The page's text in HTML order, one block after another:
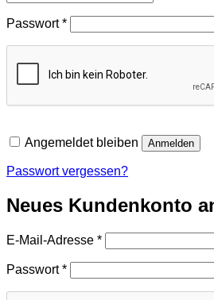
Passwort*Erforderlich
Angemeldet bleiben Anmelden
Passwort vergessen?
Neues Kundenkonto
E-Mail-Adresse *Erforderlich
Passwort*Erforderlich